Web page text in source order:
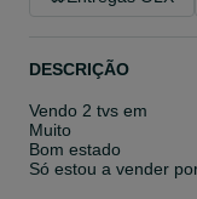
DESCRIÇÃO
Vendo 2 tvs em
Muito
Bom estado
Só estou a vender